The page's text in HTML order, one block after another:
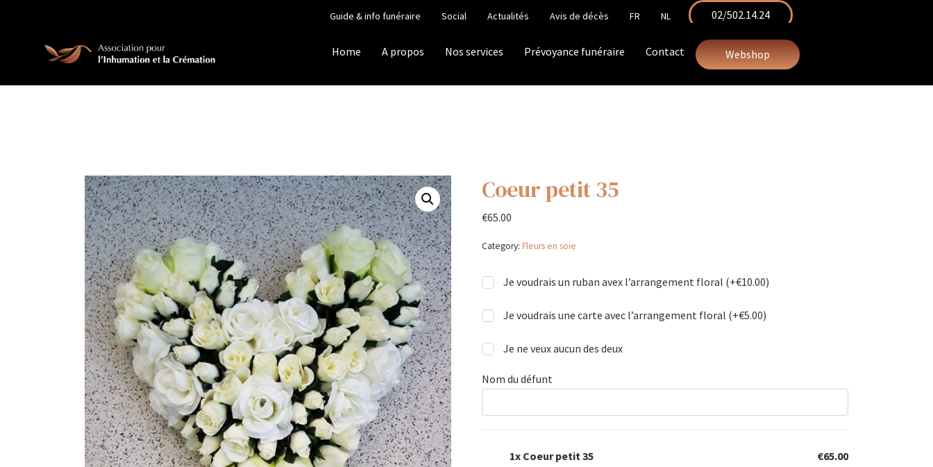
Guide & info funéraire Social Actualités Avis de décès FR NL 02/502.14.24
Home A propos Nos services Prévoyance funéraire Contact Webshop
Coeur petit 35
€65.00
Category: Fleurs en soie
Je voudrais un ruban avex l’arrangement floral (+€10.00)
Je voudrais une carte avec l’arrangement floral (+€5.00)
Je ne veux aucun des deux
Nom du défunt
1x Coeur petit 35 €65.00